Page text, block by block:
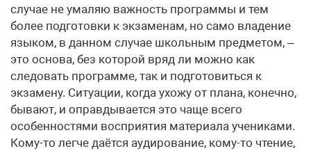
случае не умаляю важность программы и тем
более подготовки к экзаменам, но само владение
языком, в данном случае школьным предметом, –
это основа, без которой вряд ли можно как
следовать программе, так и подготовиться к
экзамену. Ситуации, когда ухожу от плана, конечно,
бывают, и оправдывается это чаще всего
особенностями восприятия материала учениками.
Кому-то легче даётся аудирование, кому-то чтение,